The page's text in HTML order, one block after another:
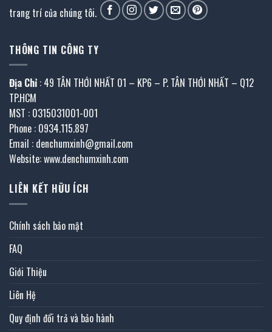
trang trí của chúng tôi.
THÔNG TIN CÔNG TY
Địa Chỉ : 49 TÂN THỚI NHẤT 01 – KP6 – P. TÂN THỚI NHẤT – Q12
TP.HCM
MST : 0315031001-001
Phone : 0934.115.897
Email : denchumxinh@gmail.com
Website: www.denchumxinh.com
LIÊN KẾT HỮU ÍCH
Chính sách bảo mật
FAQ
Giới Thiệu
Liên Hệ
Quy định đổi trả và bảo hành